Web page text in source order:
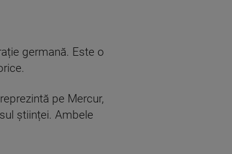
germană. Este o
pe Mercur,
științei. Ambele